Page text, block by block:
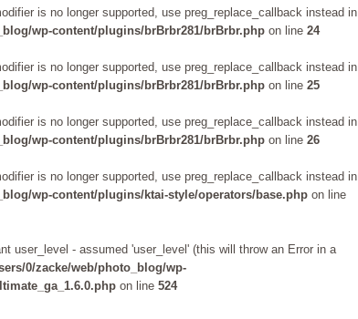
is no longer supported, use preg_replace_callback instead in
wp-content/plugins/brBrbr281/brBrbr.php on line 24
is no longer supported, use preg_replace_callback instead in
wp-content/plugins/brBrbr281/brBrbr.php on line 25
is no longer supported, use preg_replace_callback instead in
wp-content/plugins/brBrbr281/brBrbr.php on line 26
is no longer supported, use preg_replace_callback instead in
wp-content/plugins/ktai-style/operators/base.php on line
user_level - assumed 'user_level' (this will throw an Error in a
0/zacke/web/photo_blog/wp-
on line 524